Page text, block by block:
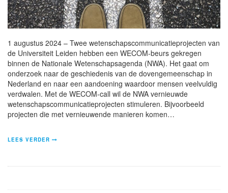
1 augustus 2024 – Twee wetenschapscommunicatieprojecten van
de Universiteit Leiden hebben een WECOM-beurs gekregen
binnen de Nationale Wetenschapsagenda (NWA). Het gaat om
onderzoek naar de geschiedenis van de dovengemeenschap in
Nederland en naar een aandoening waardoor mensen veelvuldig
verdwalen. Met de WECOM-call wil de NWA vernieuwde
wetenschapscommunicatieprojecten stimuleren. Bijvoorbeeld
projecten die met vernieuwende manieren komen…
LEES VERDER